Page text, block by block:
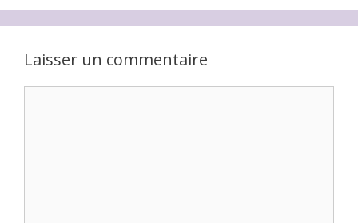
Laisser un commentaire